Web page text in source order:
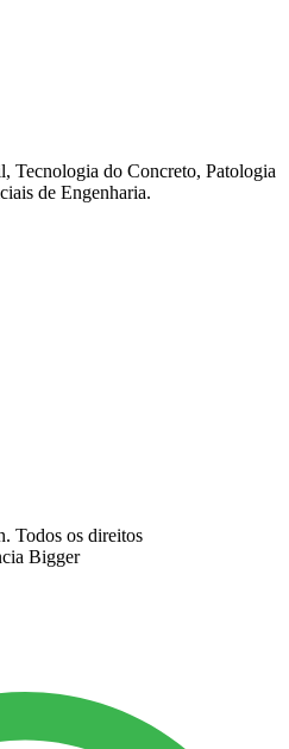
Tecnologia do Concreto, Patologia
de Engenharia.
Todos os direitos
Bigger